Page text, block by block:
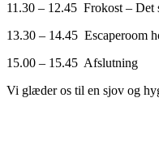
11.30 – 12.45 Frokost –
13.30 – 14.45 Escaperoom
15.00 – 15.45 Afslutning
Vi glæder os til en sjov og